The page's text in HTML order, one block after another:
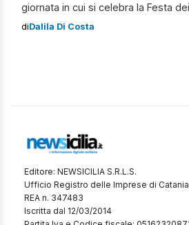
giornata in cui si celebra la Festa
“riscatto” per coloro che non hanno
diDalila Di Costa
Editore: NEWSICILIA S.R.L.S.
Ufficio Registro delle Imprese di Catania
REA n. 347483
Iscritta dal 12/03/2014